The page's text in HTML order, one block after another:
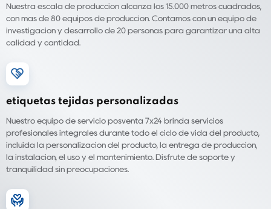
Nuestra escala de producción alcanza los 15.000 metros cuadrados,
con más de 80 equipos de producción. Contamos con un equipo de
investigación y desarrollo de 20 personas para garantizar una alta
calidad y cantidad.
etiquetas tejidas personalizadas
Nuestro equipo de servicio posventa 7x24 brinda servicios
profesionales integrales durante todo el ciclo de vida del producto,
incluida la personalización del producto, la entrega de producción,
la instalación, el uso y el mantenimiento. Disfrute de soporte y
tranquilidad sin preocupaciones.